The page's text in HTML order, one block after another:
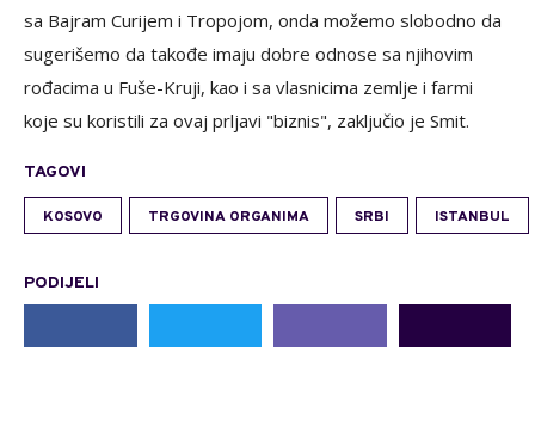
sa Bajram Curijem i Tropojom, onda možemo slobodno da
sugerišemo da takođe imaju dobre odnose sa njihovim
rođacima u Fuše-Kruji, kao i sa vlasnicima zemlje i farmi
koje su koristili za ovaj prljavi "biznis", zaključio je Smit.
TAGOVI
KOSOVO TRGOVINA ORGANIMA SRBI ISTANBUL
PODIJELI